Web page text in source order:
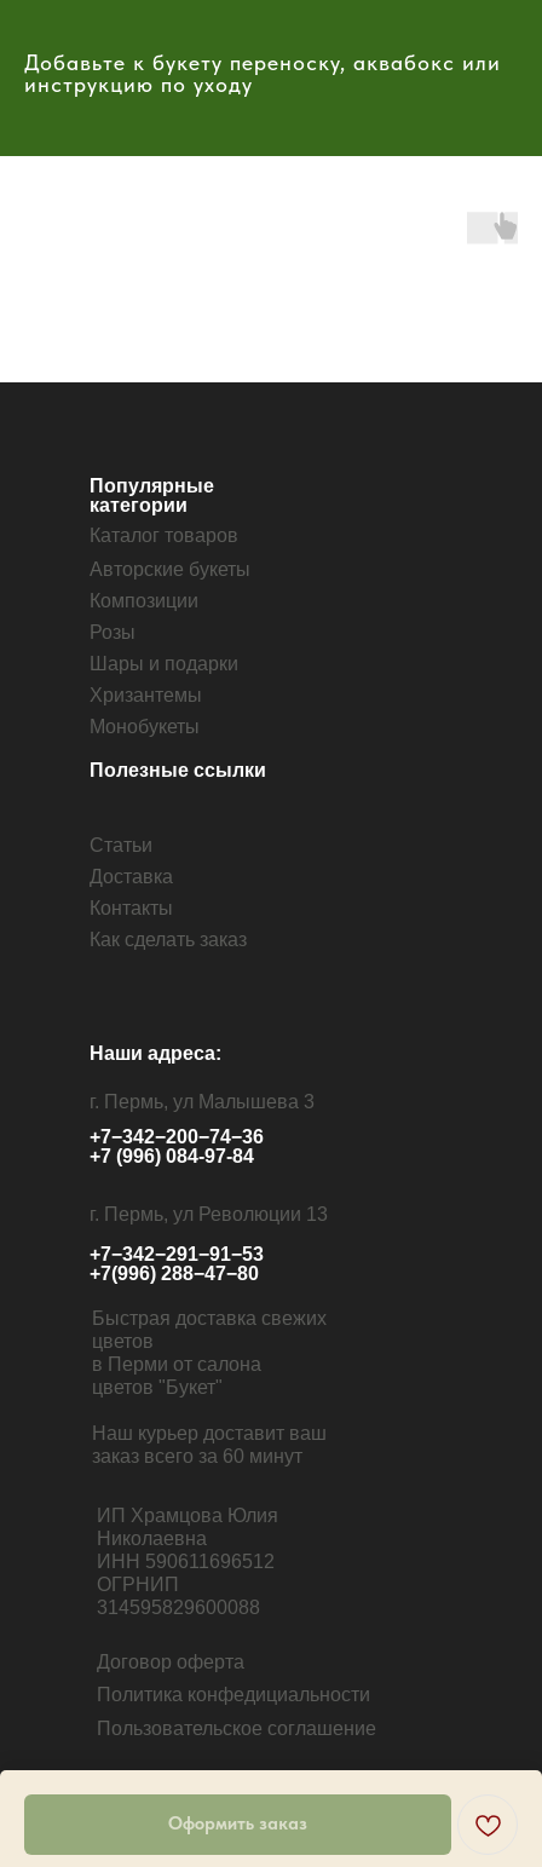
Оформить заказ
Добавьте к букету переноску, аквабокс или
инструкцию по уходу
г. Пермь, ул Революции 13
г. Пермь, ул Малышева 3
Авторские букеты
Композиции
Розы
Шары и подарки
Хризантемы
Монобукеты
+7−342−291−91−53
+7(996) 288−47−80
+7−342−200−74−36
+7 (996) 084-97-84
Наши адреса:
Популярные
категории
Статьи
Доставка
Контакты
Как сделать заказ
Каталог товаров
Полезные ссылки
ИП Храмцова Юлия
Николаевна
ИНН 590611696512
ОГРНИП
314595829600088
Быстрая доставка свежих
цветов
в Перми от салона
цветов "Букет"
Наш курьер доставит ваш
заказ всего за 60 минут
Договор оферта
Пользовательское соглашение
Политика конфедициальности
Made on